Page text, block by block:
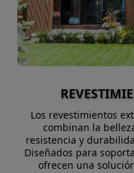
Los revestimientos
combinan la
resistencia y
Diseñados para
ofrecen una